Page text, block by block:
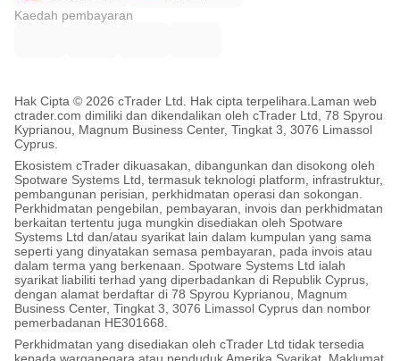
Kaedah pembayaran
Hak Cipta © 2026 cTrader Ltd. Hak cipta terpelihara. Laman web
ctrader.com dimiliki dan dikendalikan oleh cTrader Ltd, 78 Spyrou
Kyprianou, Magnum Business Center, Tingkat 3, 3076 Limassol
Cyprus.
Ekosistem cTrader dikuasakan, dibangunkan dan disokong oleh
Spotware Systems Ltd, termasuk teknologi platform, infrastruktur,
pembangunan perisian, perkhidmatan operasi dan sokongan.
Perkhidmatan pengebilan, pembayaran, invois dan perkhidmatan
berkaitan tertentu juga mungkin disediakan oleh Spotware
Systems Ltd dan/atau syarikat lain dalam kumpulan yang sama
seperti yang dinyatakan semasa pembayaran, pada invois atau
dalam terma yang berkenaan. Spotware Systems Ltd ialah
syarikat liabiliti terhad yang diperbadankan di Republik Cyprus,
dengan alamat berdaftar di 78 Spyrou Kyprianou, Magnum
Business Center, Tingkat 3, 3076 Limassol Cyprus dan nombor
pemerbadanan HE301668.
Perkhidmatan yang disediakan oleh cTrader Ltd tidak tersedia